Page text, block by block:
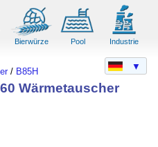
Bierwürze Pool Industrie
/ B85H
Wärmetauscher
▼